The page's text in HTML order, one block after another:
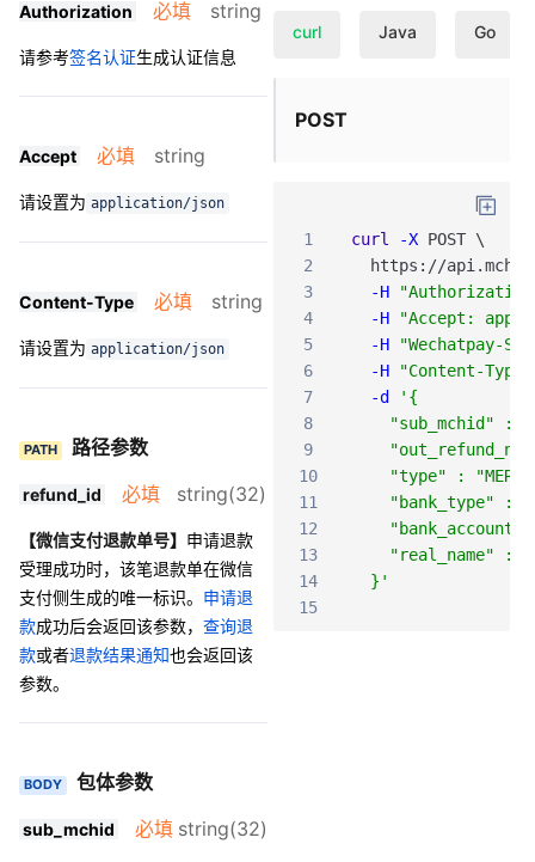
Authorization 必填 string
请参考签名认证生成认证信息
Accept 必填 string
请设置为 application/json
Content-Type 必填 string
请设置为 application/json
PATH 路径参数
refund_id 必填 string(32)
【微信支付退款单号】 申请退款
受理成功时，该笔退款单在微信
支付侧生成的唯一标识。 申请退
款成功后会返回该参数， 查询退
款或者退款结果通知也会返回该
参数。
BODY 包体参数
sub_mchid 必填 string(32)
curl Java Go
POST
1 curl -X POST \
2
https : //api .mch
3
-H
"Authorization:
4
-H
"Accept:
5
-H
"Wechatpay-
6
-H
"Content-
7
-d
'{
8
"sub_mchid" :
9
10
"type" :
11
"bank_type" :
12
"bank_account"
13
"real_name" :
14
  }'
15